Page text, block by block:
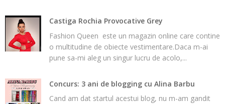
Castiga Rochia Provocative Grey
Fashion Queen este un magazin online care contine
o multitudine de obiecte vestimentare.Daca m-ai
pune sa-mi aleg un singur lucru de acolo,...
Concurs: 3 ani de blogging cu Alina Barbu
Cand am dat startul acestui blog, nu m-am gandit